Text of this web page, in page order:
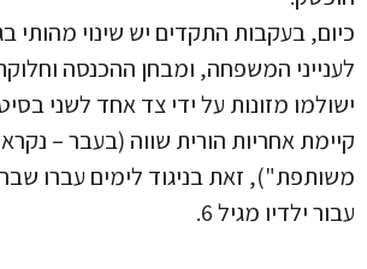
כיום, בעקבות התקדים יש שינוי
לענייני המשפחה, ומבחן ההכנסה
ישולמו מזונות על ידי צד אחד לשני
קיימת אחריות הורית שווה (בעבר –
משותפת"), זאת בניגוד לימים עברו
עבור ילדיו מגיל 6.